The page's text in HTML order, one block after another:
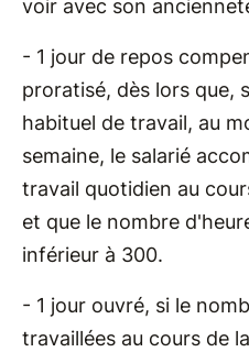
voir avec son
- 1 jour de repos
proratisé, dès lors que,
habituel de travail, au
semaine, le salarié
travail quotidien au
et que le nombre
inférieur à 300.
- 1 jour ouvré, si le
travaillées au cours de